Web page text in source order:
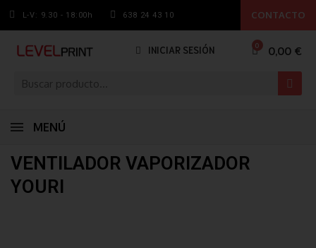
L-V: 9.30 - 18:00h 638 24 43 10 CONTACTO
INICIAR SESIÓN 0,00 €
MENÚ
VENTILADOR VAPORIZADOR
YOURI